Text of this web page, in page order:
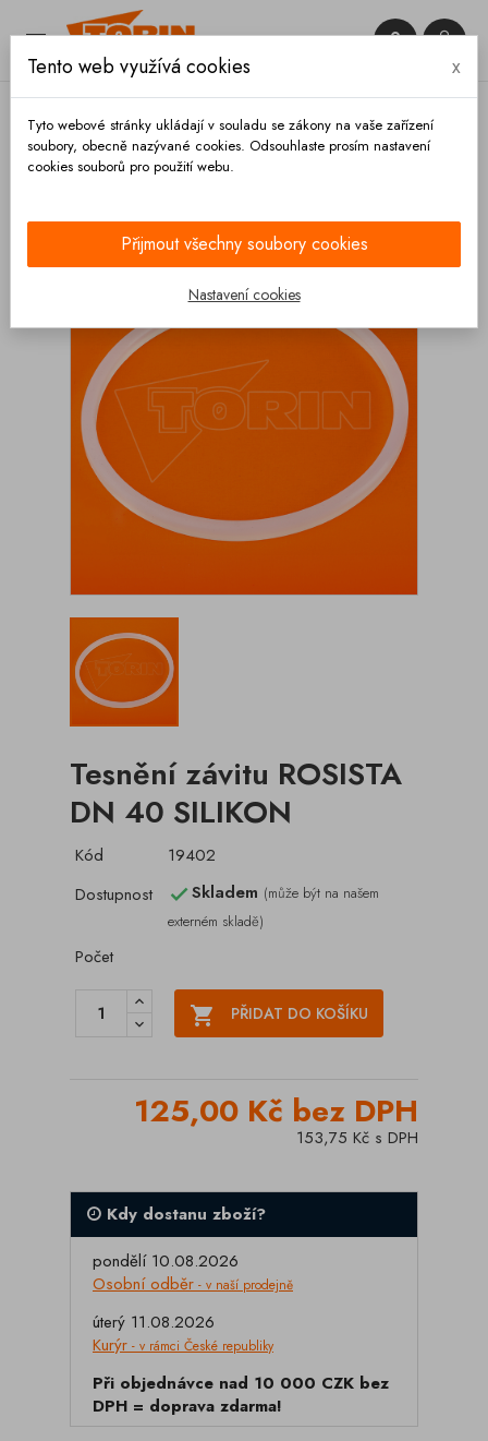
 

Tesnění závitu ROSISTA
DN 40 SILIKON
Kód
19402
Dostupnost
Skladem (může být na našem
externém skladě)
Počet
 PŘIDAT DO KOŠÍKU
125,00 Kč bez DPH
153,75 Kč s DPH
Kdy dostanu zboží?
pondělí 10.08.2026
Osobní odběr - v naší prodejně
úterý 11.08.2026
Kurýr - v rámci České republiky
Při objednávce nad 10 000 CZK bez
DPH = doprava zdarma!
Tento web využívá cookies x
Tyto webové stránky ukládají v souladu se zákony na vaše zařízení
soubory, obecně nazývané cookies. Odsouhlaste prosím nastavení
cookies souborů pro použití webu.
Přijmout všechny soubory cookies
Nastavení cookies